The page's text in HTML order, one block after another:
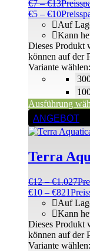
€7 –€13
€5 – €10
Auf
Kann
Variante wählen:
Ausführung
Dieses Produkt
können auf der
ANGEBOT
Terra
€12 –€1.027
€10 – €821
Auf
Kann
Variante wählen:
Dieses Produkt
können auf der